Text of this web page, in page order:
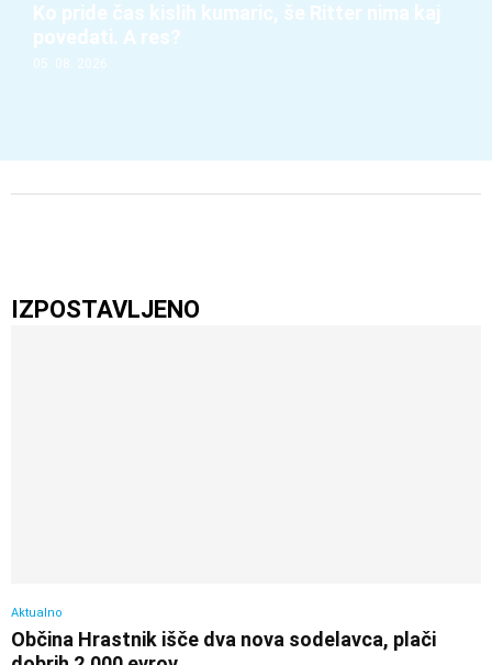
Ko pride čas kislih kumaric, še Ritter nima kaj
povedati. A res?
05. 08. 2026
IZPOSTAVLJENO
Aktualno
Občina Hrastnik išče dva nova sodelavca, plači